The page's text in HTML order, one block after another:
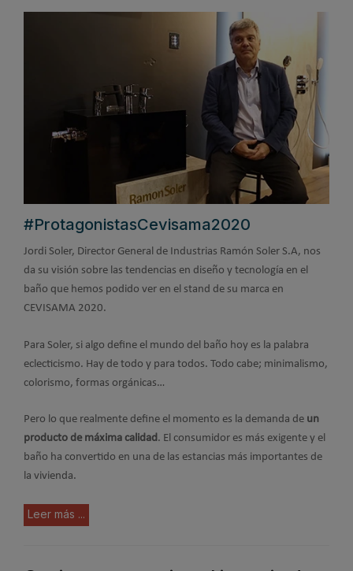
#ProtagonistasCevisama2020
Jordi Soler, Director General de Industrias Ramón Soler S.A, nos
da su visión sobre las tendencias en diseño y tecnología en el
baño que hemos podido ver en el stand de su marca en
CEVISAMA 2020.
Para Soler, si algo define el mundo del baño hoy es la palabra
eclecticismo. Hay de todo y para todos. Todo cabe; minimalismo,
colorismo, formas orgánicas…
Pero lo que realmente define el momento es la demanda de un
producto de máxima calidad. El consumidor es más exigente y el
baño ha convertido en una de las estancias más importantes de
la vivienda.
Leer más ...